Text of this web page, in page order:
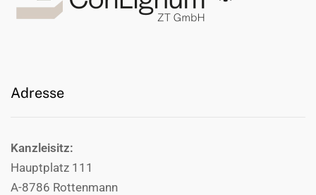
Adresse
Kanzleisitz:
Hauptplatz 111
A-8786 Rottenmann